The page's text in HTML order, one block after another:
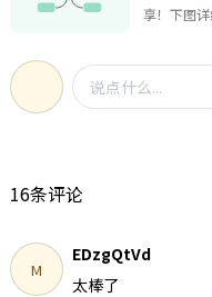
享！下图
丰富，帮
的数学知识
16条评论
M
EDzgQtVd
太棒了